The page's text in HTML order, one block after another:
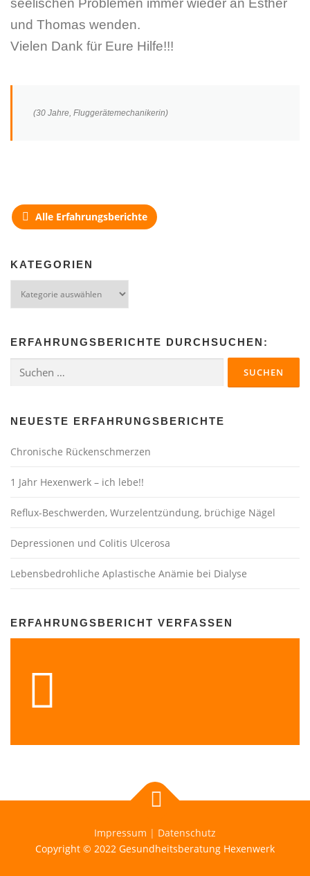
seelischen Problemen immer wieder an Esther
und Thomas wenden.
Vielen Dank für Eure Hilfe!!!
(30 Jahre, Fluggerätemechanikerin)
Alle Erfahrungsberichte
KATEGORIEN
ERFAHRUNGSBERICHTE DURCHSUCHEN:
NEUESTE ERFAHRUNGSBERICHTE
Chronische Rückenschmerzen
1 Jahr Hexenwerk – ich lebe!!
Reflux-Beschwerden, Wurzelentzündung, brüchige Nägel
Depressionen und Colitis Ulcerosa
Lebensbedrohliche Aplastische Anämie bei Dialyse
ERFAHRUNGSBERICHT VERFASSEN
Impressum | Datenschutz
Copyright © 2022 Gesundheitsberatung Hexenwerk